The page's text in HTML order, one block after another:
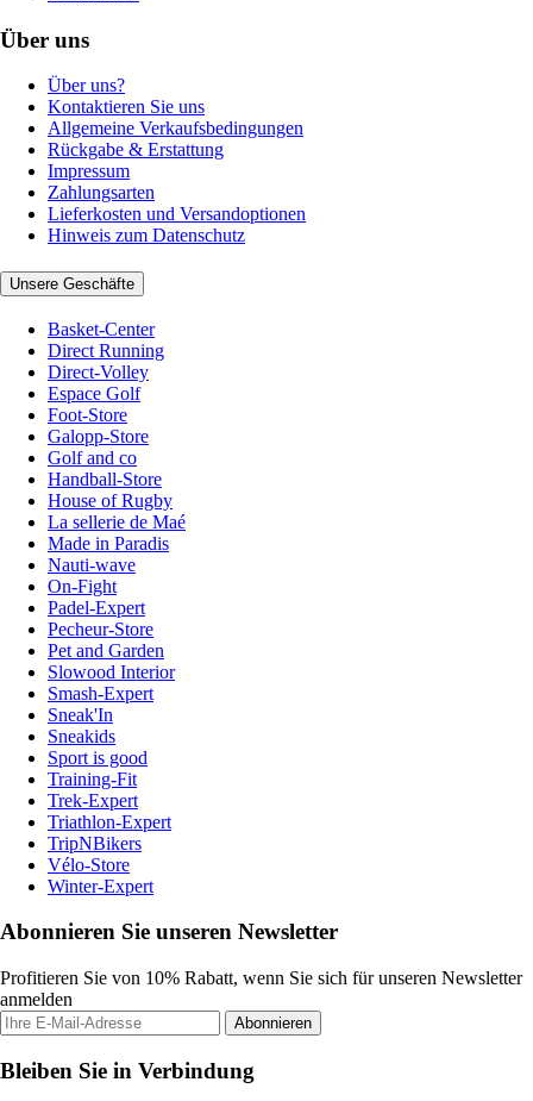
Über uns
Über uns?
Kontaktieren Sie uns
Allgemeine Verkaufsbedingungen
Rückgabe & Erstattung
Impressum
Zahlungsarten
Lieferkosten und Versandoptionen
Hinweis zum Datenschutz
Unsere Geschäfte
Basket-Center
Direct Running
Direct-Volley
Espace Golf
Foot-Store
Galopp-Store
Golf and co
Handball-Store
House of Rugby
La sellerie de Maé
Made in Paradis
Nauti-wave
On-Fight
Padel-Expert
Pecheur-Store
Pet and Garden
Slowood Interior
Smash-Expert
Sneak'In
Sneakids
Sport is good
Training-Fit
Trek-Expert
Triathlon-Expert
TripNBikers
Vélo-Store
Winter-Expert
Abonnieren Sie unseren Newsletter
Profitieren Sie von 10% Rabatt, wenn Sie sich für unseren Newsletter
anmelden
Abonnieren
Bleiben Sie in Verbindung